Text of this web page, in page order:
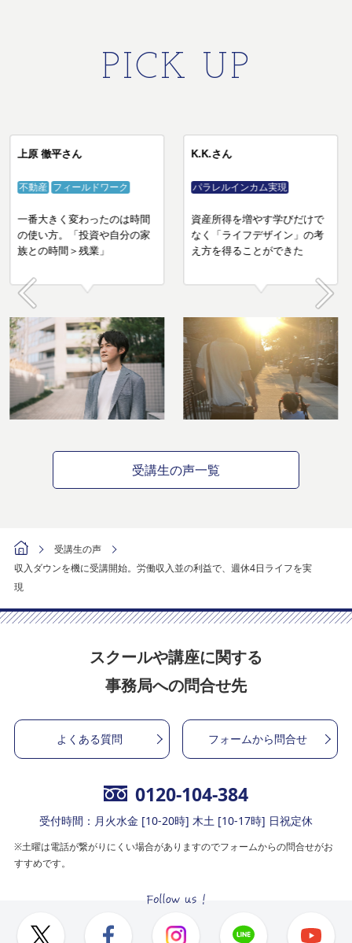
PICK UP
M.Oさん
株
"もう一本のロープ"ができて
心に余裕が生まれました。
上原 徹平さん
不動産 フィールドワーク
一番大きく変わったのは時間
の使い方。「投資や自分の家
族との時間＞残業」
Prev Next
受講生の声一覧
受講生の声
収入ダウンを機に受講開始。労働収入並の利益で、週休4日ライフを実
現
スクールや講座に関する
事務局への問合せ先
よくある質問 フォームから問合せ
0120-104-384
受付時間：月火水金 [10-20時] 木土 [10-17時] 日祝定休
※土曜は電話が繋がりにくい場合がありますのでフォームからの問合せがお
すすめです。